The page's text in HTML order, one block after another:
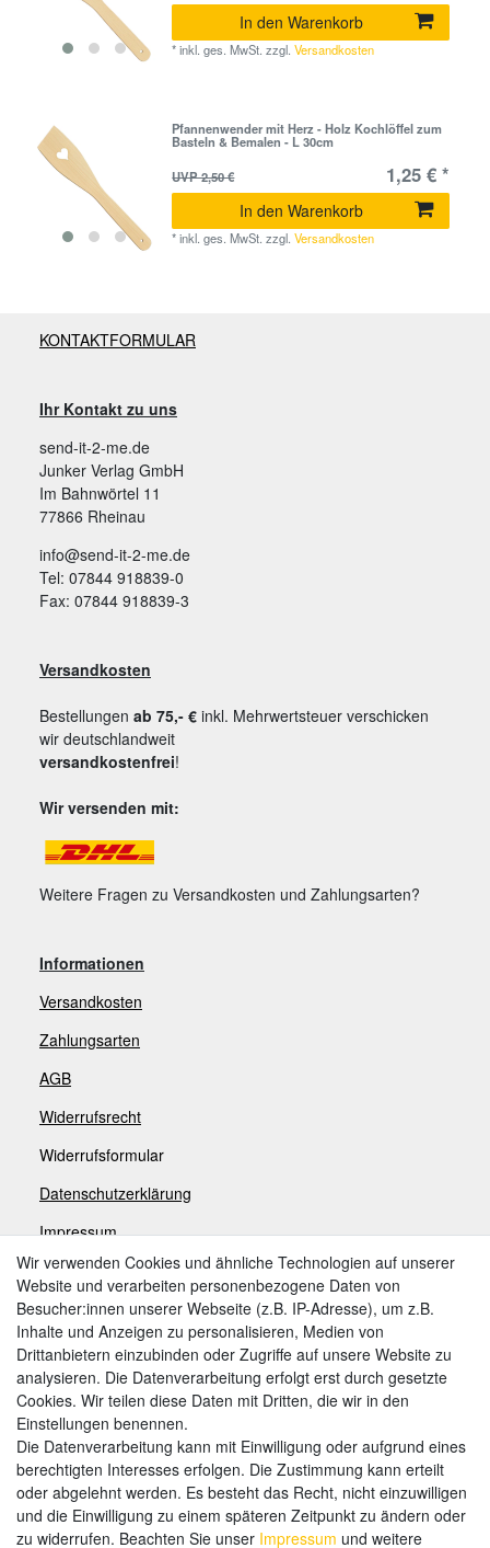
In den Warenkorb
*inkl. ges. MwSt. zzgl.Versandkosten
Pfannenwender mit Herz - Holz Kochlöffel zum
Basteln & Bemalen - L 30cm
UVP 2,50 €
1,25 € *
In den Warenkorb
*inkl. ges. MwSt. zzgl.Versandkosten
KONTAKTFORMULAR
Ihr Kontakt zu uns
send-it-2-me.de
Junker Verlag GmbH
Im Bahnwörtel 11
77866 Rheinau
info@send-it-2-me.de
Tel: 07844 918839-0
Fax: 07844 918839-3
Versandkosten
Bestellungen ab 75,- € inkl. Mehrwertsteuer verschicken
wir deutschlandweit
versandkostenfrei!
Wir versenden mit:
Weitere Fragen zu Versandkosten und Zahlungsarten?
Informationen
Versandkosten
Zahlungsarten
AGB
Widerrufsrecht
Widerrufsformular
Datenschutzerklärung
Impressum
Zahlungsarten
Weitere Zahlungsarten:
Kauf auf Rechnung
Vorkasse
Hier sind wir
Wir verwenden Cookies und ähnliche Technologien auf unserer
Website und verarbeiten personenbezogene Daten von
Besucher:innen unserer Webseite (z.B. IP-Adresse), um z.B.
Inhalte und Anzeigen zu personalisieren, Medien von
Drittanbietern einzubinden oder Zugriffe auf unsere Website zu
analysieren. Die Datenverarbeitung erfolgt erst durch gesetzte
Cookies. Wir teilen diese Daten mit Dritten, die wir in den
Einstellungen benennen.
Die Datenverarbeitung kann mit Einwilligung oder aufgrund eines
berechtigten Interesses erfolgen. Die Zustimmung kann erteilt
oder abgelehnt werden. Es besteht das Recht, nicht einzuwilligen
und die Einwilligung zu einem späteren Zeitpunkt zu ändern oder
zu widerrufen. Beachten Sie unser Impressum und weitere